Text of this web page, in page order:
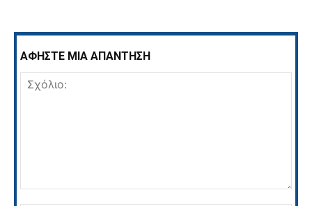
ΑΦΗΣΤΕ ΜΙΑ ΑΠΑΝΤΗΣΗ